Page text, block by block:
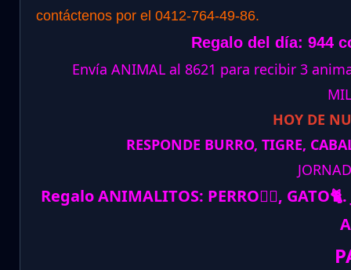
contáctenos por el 0412-764-49-86.
Regalo del día: 944
Envía ANIMAL al 8621 para recibir 3
HOY DE
RESPONDE BURRO, TIGRE,
Regalo ANIMALITOS: PERRO🐕‍🦺, GATO🐈.